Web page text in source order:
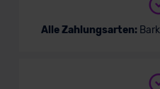
Alle Zahlungsarten: